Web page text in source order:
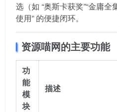
选（如 “奥斯卡获奖”“金庸全
使用” 的便捷闭环。
资源喵网的主要功能
功
能
模
块
描述